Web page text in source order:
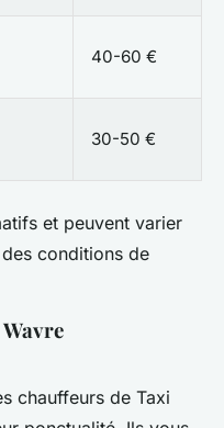
40-60 €
30-50 €
et peuvent varier
conditions de
chauffeurs de Taxi